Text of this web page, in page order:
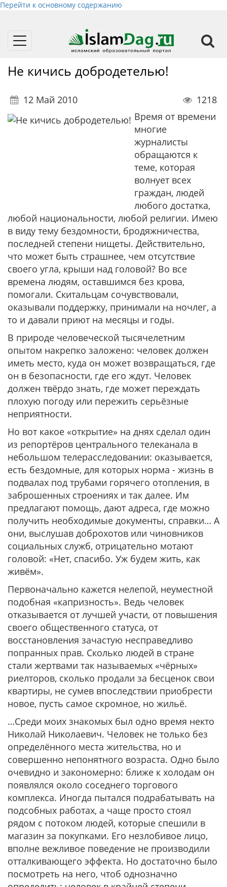
Перейти к основному содержанию
Toggle
Не кичись добродетелью!
12 Май 2010
1218
Время от времени
многие
журналисты
обращаются к
теме, которая
волнует всех
граждан, людей
любого достатка,
любой национальности, любой религии. Имею
в виду тему бездомности, бродяжничества,
последней степени нищеты. Действительно,
что может быть страшнее, чем отсутствие
своего угла, крыши над головой? Во все
времена людям, оставшимся без крова,
помогали. Скитальцам сочувствовали,
оказывали поддержку, принимали на ночлег, а
то и давали приют на месяцы и годы.
В природе человеческой тысячелетним
опытом накрепко заложено: человек должен
иметь место, куда он может возвращаться, где
он в безопасности, где его ждут. Человек
должен твёрдо знать, где может переждать
плохую погоду или пережить серьёзные
неприятности.
Но вот какое «открытие» на днях сделал один
из репортёров центрального телеканала в
небольшом телерасследовании: оказывается,
есть бездомные, для которых норма - жизнь в
подвалах под трубами горячего отопления, в
заброшенных строениях и так далее. Им
предлагают помощь, дают адреса, где можно
получить необходимые документы, справки… А
они, выслушав доброхотов или чиновников
социальных служб, отрицательно мотают
головой: «Нет, спасибо. Уж будем жить, как
живём».
Первоначально кажется нелепой, неуместной
подобная «капризность». Ведь человек
отказывается от лучшей участи, от повышения
своего общественного статуса, от
восстановления зачастую несправедливо
попранных прав. Сколько людей в стране
стали жертвами так называемых «чёрных»
риелторов, сколько продали за бесценок свои
квартиры, не сумев впоследствии приобрести
новое, пусть самое скромное, но жильё.
…Среди моих знакомых был одно время некто
Николай Николаевич. Человек не только без
определённого места жительства, но и
совершенно непонятного возраста. Одно было
очевидно и закономерно: ближе к холодам он
появлялся около соседнего торгового
комплекса. Иногда пытался подрабатывать на
подсобных работах, а чаще просто стоял
рядом с потоком людей, которые спешили в
магазин за покупками. Его незлобивое лицо,
вполне вежливое поведение не производили
отталкивающего эффекта. Но достаточно было
посмотреть на него, чтоб однозначно